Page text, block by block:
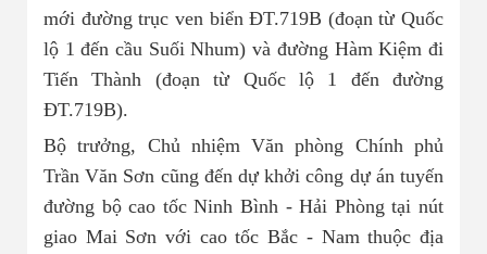
mới đường trục ven biển ĐT.719B (đoạn từ Quốc
lộ 1 đến cầu Suối Nhum) và đường Hàm Kiệm đi
Tiến Thành (đoạn từ Quốc lộ 1 đến đường
ĐT.719B).
Bộ trưởng, Chủ nhiệm Văn phòng Chính phủ
Trần Văn Sơn cũng đến dự khởi công dự án tuyến
đường bộ cao tốc Ninh Bình - Hải Phòng tại nút
giao Mai Sơn với cao tốc Bắc - Nam thuộc địa